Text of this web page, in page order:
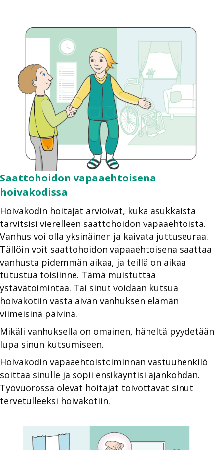
Saattohoidon vapaaehtoisena
hoivakodissa
Hoivakodin hoitajat arvioivat, kuka asukkaista
tarvitsisi vierelleen saattohoidon vapaaehtoista.
Vanhus voi olla yksinäinen ja kaivata juttuseuraa.
Tällöin voit saattohoidon vapaaehtoisena saattaa
vanhusta pidemmän aikaa, ja teillä on aikaa
tutustua toisiinne. Tämä muistuttaa
ystävätoimintaa. Tai sinut voidaan kutsua
hoivakotiin vasta aivan vanhuksen elämän
viimeisinä päivinä.
Mikäli vanhuksella on omainen, häneltä pyydetään
lupa sinun kutsumiseen.
Hoivakodin vapaaehtoistoiminnan vastuuhenkilö
soittaa sinulle ja sopii ensikäyntisi ajankohdan.
Työvuorossa olevat hoitajat toivottavat sinut
tervetulleeksi hoivakotiin.